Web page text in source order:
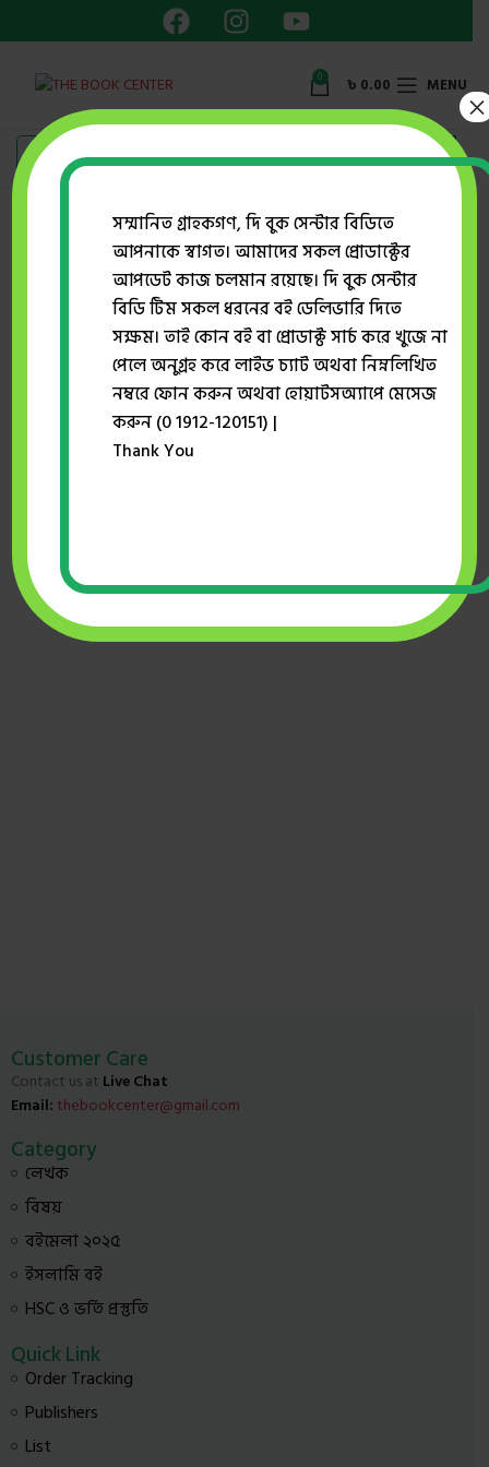
0 ৳ 0.00 MENU
Showing the single result
Show sidebar
দ্য ফাইটার অব কান্দাহার
,সায়ীদ
উসমান
400.00৳195.00
Customer Care
Contact us at Live Chat
Email: thebookcenter@gmail.com
Category
লেখক
বিষয়
বইমেলা ২০২৫
ইসলামি বই
HSC ও ভর্তি প্রস্তুতি
Quick Link
Order Tracking
Publishers
List
সম্মানিত গ্রাহকগণ, দি বুক সেন্টার বিডিতে
আপনাকে স্বাগত। আমাদের সকল প্রোডাক্টের
আপডেট কাজ চলমান রয়েছে। দি বুক সেন্টার
বিডি টিম সকল ধরনের বই ডেলিভারি দিতে
সক্ষম। তাই কোন বই বা প্রোডাক্ট সার্চ করে খুজে না
পেলে অনুগ্রহ করে লাইভ চ্যাট অথবা নিম্নলিখিত
নম্বরে ফোন করুন অথবা হোয়াটসঅ্যাপে মেসেজ
করুন (0 1912-120151) |
Thank You
×